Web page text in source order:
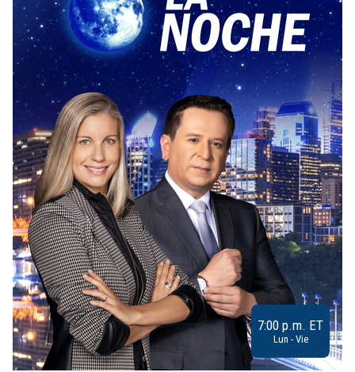
7:00 p.m. ET
Lun - Vie